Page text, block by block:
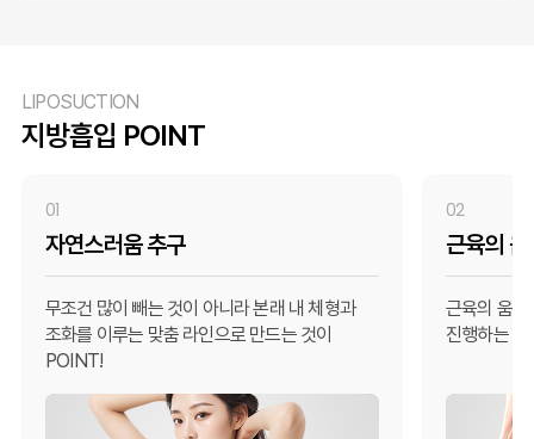
LIPOSUCTION
지방흡입 POINT
01
자연스러움 추구
무조건 많이 빼는 것이 아니라 본래 내 체형과
조화를 이루는 맞춤 라인으로 만드는 것이
POINT!
02
근육의
근육의 움직
진행하는